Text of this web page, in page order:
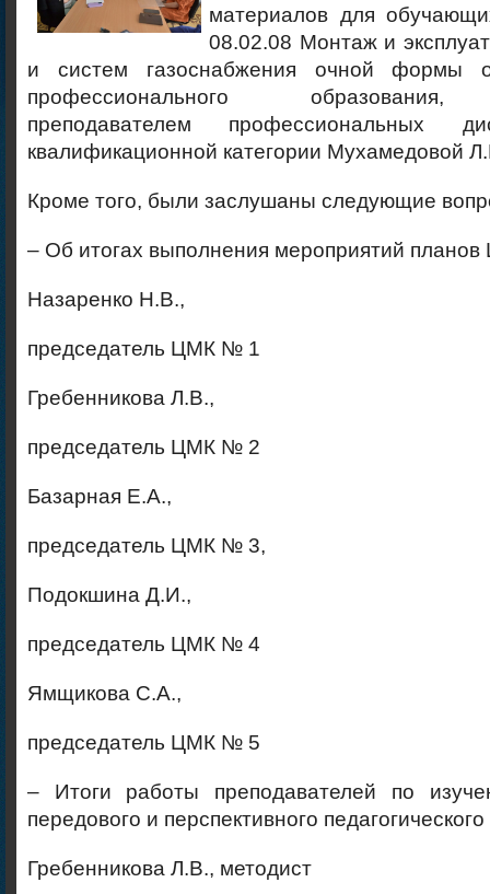
материалов для
08.02.08 Монтаж и
и систем газоснабжения очной формы
профессионального образования,
преподавателем профессиональных
квалификационной категории Мухамедовой
Кроме того, были заслушаны следующие
– Об итогах выполнения мероприятий
Назаренко Н.В.,
председатель ЦМК № 1
Гребенникова Л.В.,
председатель ЦМК № 2
Базарная Е.А.,
председатель ЦМК № 3,
Подокшина Д.И.,
председатель ЦМК № 4
Ямщикова С.А.,
председатель ЦМК № 5
– Итоги работы преподавателей по
передового и перспективного
Гребенникова Л.В., методист